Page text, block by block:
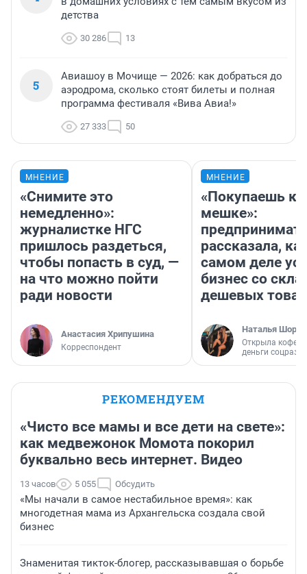
детства
30 286 13
5
Авиашоу в Мочище — 2026: как добраться до
аэродрома, сколько стоят билеты и полная
программа фестиваля «Вива Авиа!»
27 333 50
МНЕНИЕ
«Снимите это
немедленно»:
журналистке НГС
пришлось раздеться,
чтобы попасть в суд, —
на что можно пойти
ради новости
Анастасия Хрипушина
Корреспондент
МНЕНИЕ
«Покупаешь
мешке»:
рассказала,
самом деле
бизнес со
дешевых
Наталья
Открыла
деньги
РЕКОМЕНДУЕМ
«Чисто все мамы и все дети на свете»:
как медвежонок Момота покорил
буквально весь интернет. Видео
13 часов 5 055 Обсудить
«Мы начали в самое нестабильное время»: как
многодетная мама из Архангельска создала свой
бизнес
Знаменитая тикток-блогер, рассказывавшая о борьбе